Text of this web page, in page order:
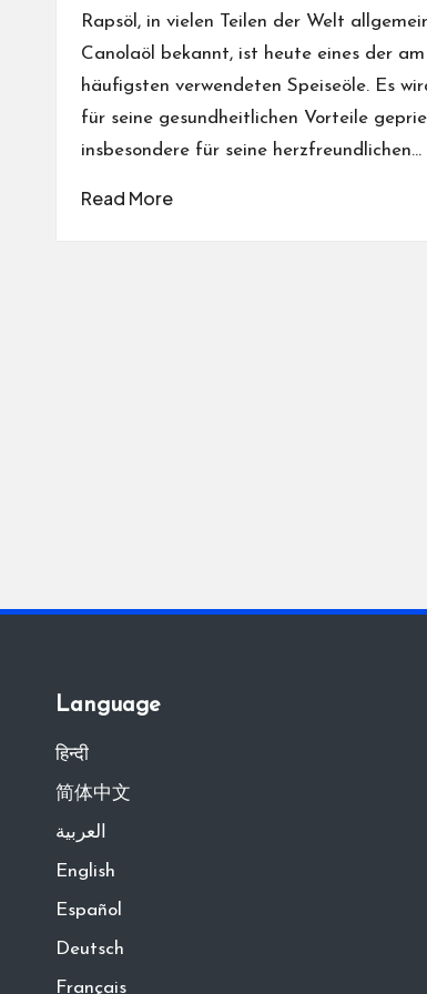
Rapsöl, in vielen Teilen der Welt
Canolaöl bekannt, ist heute eines der am
häufigsten verwendeten Speiseöle. Es
für seine gesundheitlichen Vorteile
insbesondere für seine herzfreundlichen…
Read More
Language
हिन्दी
简体中文
العربية
English
Español
Deutsch
Français